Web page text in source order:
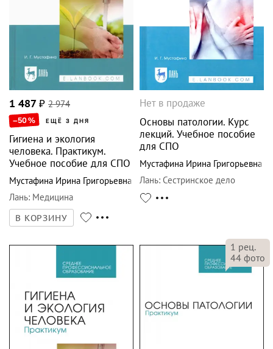
1 487₽ 2 974
–50% ЕЩЁ 3 ДНЯ
Гигиена и экология
человека. Практикум.
Учебное пособие для СПО
Мустафина Ирина Григорьевна
Лань: Медицина
В КОРЗИНУ
Нет в продаже
Основы патологии. Курс
лекций. Учебное пособие
для СПО
Мустафина Ирина Григорьевна
Лань: Сестринское дело
1 рец.
44 фото